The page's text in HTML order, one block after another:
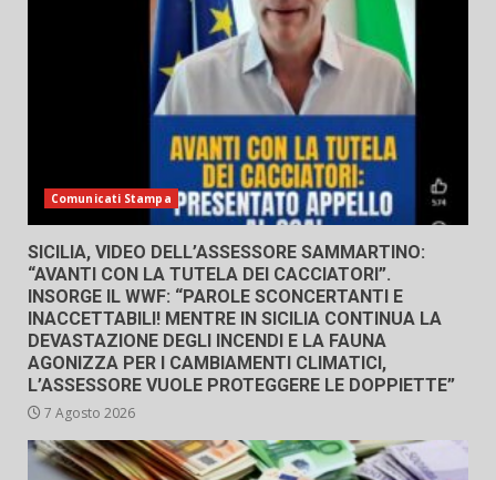
Comunicati Stampa
SICILIA, VIDEO DELL’ASSESSORE SAMMARTINO:
“AVANTI CON LA TUTELA DEI CACCIATORI”.
INSORGE IL WWF: “PAROLE SCONCERTANTI E
INACCETTABILI! MENTRE IN SICILIA CONTINUA LA
DEVASTAZIONE DEGLI INCENDI E LA FAUNA
AGONIZZA PER I CAMBIAMENTI CLIMATICI,
L’ASSESSORE VUOLE PROTEGGERE LE DOPPIETTE”
7 Agosto 2026